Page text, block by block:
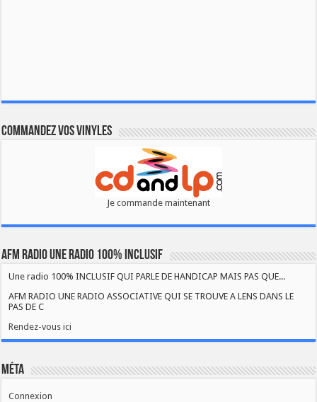
Commandez vos vinyles
Je commande maintenant
AFM RADIO UNE RADIO 100% INCLUSIF
Une radio 100% INCLUSIF QUI PARLE DE HANDICAP MAIS PAS QUE...
AFM RADIO UNE RADIO ASSOCIATIVE QUI SE TROUVE A LENS DANS LE
PAS DE C
Rendez-vous ici
Méta
Connexion